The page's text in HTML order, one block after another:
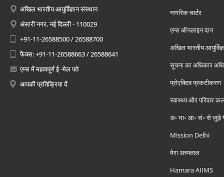
अखिल भारतीय आयुर्विज्ञान संस्थान
अंसारी नगर, नई दिल्ली - 110029
+91-11-26588500 / 26588700
फैक्स: +91-11-26588663 / 26588641
एम्स में महत्वपूर्ण ई -मेल पते
आपकी प्रतिक्रिया दें
नागरिक चार्टर
एम्स ऑनलाइन दान
अखिल भारतीय
सूचना का अधिकार
प्रोएक्टिव प्रकटीकरण
स्वास्थ्य और परिवार
अ॰ भा॰ आ॰ सं॰ से जुड़े
Mission Delhi
मेरा अस्पताल
Hamara AIIMS